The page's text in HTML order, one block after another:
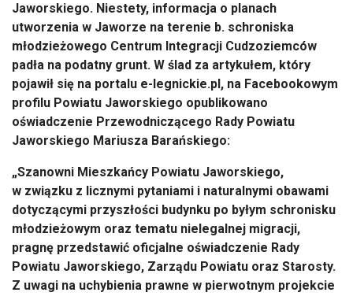
Jaworskiego. Niestety, informacja o planach
utworzenia w Jaworze na terenie b. schroniska
młodzieżowego Centrum Integracji Cudzoziemców
padła na podatny grunt. W ślad za artykułem, który
pojawił się na portalu e-legnickie.pl, na Facebookowym
profilu Powiatu Jaworskiego opublikowano
oświadczenie Przewodniczącego Rady Powiatu
Jaworskiego Mariusza Barańskiego:
„Szanowni Mieszkańcy Powiatu Jaworskiego,
w związku z licznymi pytaniami i naturalnymi obawami
dotyczącymi przyszłości budynku po byłym schronisku
młodzieżowym oraz tematu nielegalnej migracji,
pragnę przedstawić oficjalne oświadczenie Rady
Powiatu Jaworskiego, Zarządu Powiatu oraz Starosty.
Z uwagi na uchybienia prawne w pierwotnym projekcie